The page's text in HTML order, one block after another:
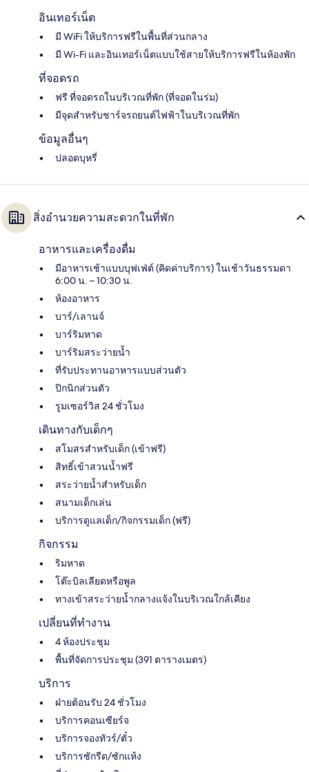
อินเทอร์เน็ต
มี WiFi ให้บริการฟรีในพื้นที่ส่วนกลาง
มี Wi-Fi และอินเทอร์เน็ตแบบใช้สายให้บริการฟรีในห้องพัก
ที่จอดรถ
ฟรี ที่จอดรถในบริเวณที่พัก (ที่จอดในร่ม)
มีจุดสำหรับชาร์จรถยนต์ไฟฟ้าในบริเวณที่พัก
ข้อมูลอื่นๆ
ปลอดบุหรี่
สิ่งอำนวยความสะดวกในที่พัก
อาหารและเครื่องดื่ม
มีอาหารเช้าแบบบุฟเฟ่ต์ (คิดค่าบริการ) ในเช้าวันธรรมดา
6:00 น. – 10:30 น.
ห้องอาหาร
บาร์/เลานจ์
บาร์ริมหาด
บาร์ริมสระว่ายน้ำ
ที่รับประทานอาหารแบบส่วนตัว
ปิกนิกส่วนตัว
รูมเซอร์วิส 24 ชั่วโมง
เดินทางกับเด็กๆ
สโมสรสำหรับเด็ก (เข้าฟรี)
สิทธิ์เข้าสวนน้ำฟรี
สระว่ายน้ำสำหรับเด็ก
สนามเด็กเล่น
บริการดูแลเด็ก/กิจกรรมเด็ก (ฟรี)
กิจกรรม
ริมหาด
โต๊ะบิลเลียดหรือพูล
ทางเข้าสระว่ายน้ำกลางแจ้งในบริเวณใกล้เคียง
เปลี่ยนที่ทำงาน
4 ห้องประชุม
พื้นที่จัดการประชุม (391 ตารางเมตร)
บริการ
ฝ่ายต้อนรับ 24 ชั่วโมง
บริการคอนเซียร์จ
บริการจองทัวร์/ตั๋ว
บริการซักรีด/ซักแห้ง